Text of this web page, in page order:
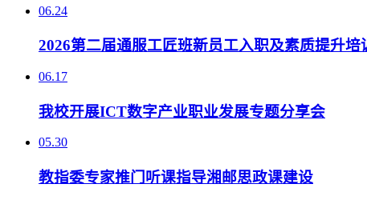
06.24
2026第二届通服工匠班新员工入职及素质提升培
06.17
我校开展ICT数字产业职业发展专题分享会
05.30
教指委专家推门听课指导湘邮思政课建设